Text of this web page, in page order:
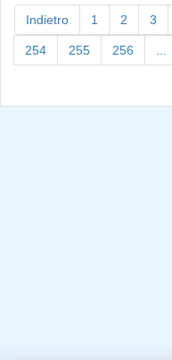
Indietro 1 2 3
254 255 256